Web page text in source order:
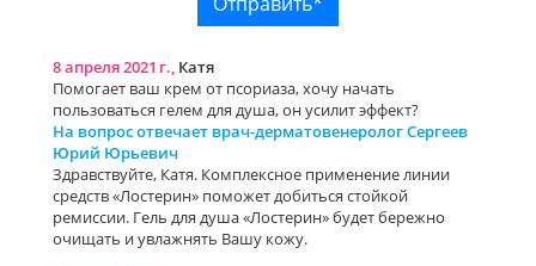
8 апреля 2021 г., Катя
Помогает ваш крем от псориаза, хочу начать
пользоваться гелем для душа, он усилит эффект?
На вопрос отвечает врач-дерматовенеролог Сергеев
Юрий Юрьевич
Здравствуйте, Катя. Комплексное применение линии
средств «Лостерин» поможет добиться стойкой
ремиссии. Гель для душа «Лостерин» будет бережно
очищать и увлажнять Вашу кожу.